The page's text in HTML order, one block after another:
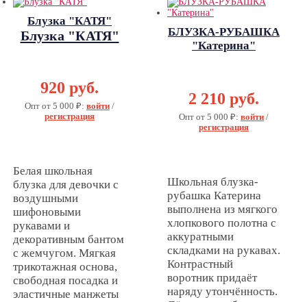
Блузка "КАТЯ"
Блузка "КАТЯ"
920 руб.
Опт от 5 000 ₽: войти /
регистрация
Белая школьная
блузка для девочки с
воздушными
шифоновыми
рукавами и
декоративным бантом
с жемчугом. Мягкая
трикотажная основа,
свободная посадка и
эластичные манжеты
БЛУЗКА-РУБАШКА
"Катерина"
"Катерина"
2 210 руб.
Опт от 5 000 ₽: войти /
регистрация
Школьная блузка-
рубашка Катерина
выполнена из мягкого
хлопкового полотна с
аккуратными
складками на рукавах.
Контрастный
воротник придаёт
наряду утончённость.